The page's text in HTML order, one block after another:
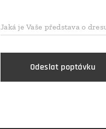
Jaká je Vaše představa o
Odeslat poptávku